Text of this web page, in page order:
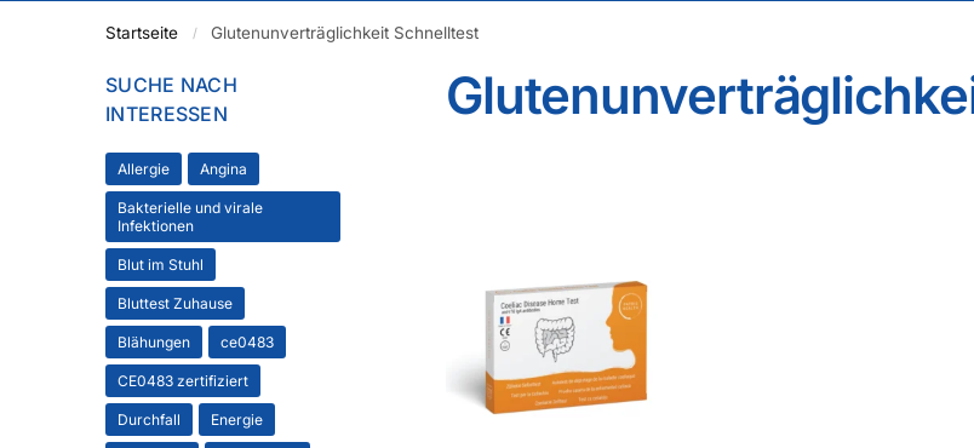
Startseite / Glutenunverträglichkeit Schnelltest
SUCHE NACH
INTERESSEN
Allergie Angina
Bakterielle und virale
Infektionen
Blut im Stuhl
Bluttest Zuhause
Blähungen ce0483
CE0483 zertifiziert
Durchfall Energie